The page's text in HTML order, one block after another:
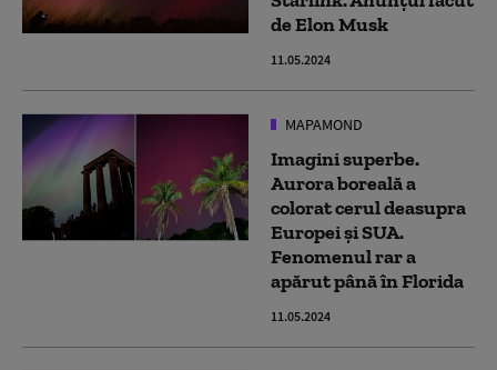
de Elon Musk
11.05.2024
MAPAMOND
Imagini superbe.
Aurora boreală a
colorat cerul deasupra
Europei și SUA.
Fenomenul rar a
apărut până în Florida
11.05.2024